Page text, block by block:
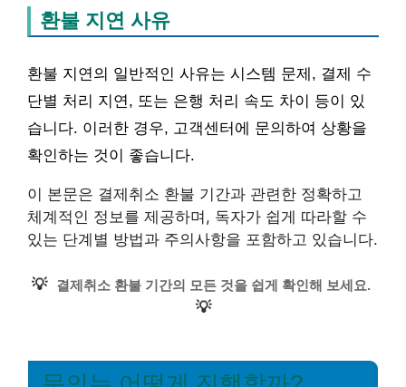
환불 지연 사유
환불 지연의 일반적인 사유는 시스템 문제, 결제 수
단별 처리 지연, 또는 은행 처리 속도 차이 등이 있
습니다. 이러한 경우, 고객센터에 문의하여 상황을
확인하는 것이 좋습니다.
이 본문은 결제취소 환불 기간과 관련한 정확하고
체계적인 정보를 제공하며, 독자가 쉽게 따라할 수
있는 단계별 방법과 주의사항을 포함하고 있습니다.
💡 결제취소 환불 기간의 모든 것을 쉽게 확인해 보세요.
💡